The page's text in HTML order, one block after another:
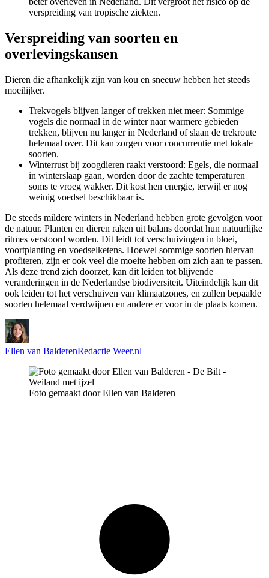
verspreiding van tropische ziekten.
Verspreiding van soorten en
overlevingskansen
Dieren die afhankelijk zijn van kou en sneeuw hebben het steeds
moeilijker.
Trekvogels blijven langer of trekken niet meer: Sommige
vogels die normaal in de winter naar warmere gebieden
trekken, blijven nu langer in Nederland of slaan de trekroute
helemaal over. Dit kan zorgen voor concurrentie met lokale
soorten.
Winterrust bij zoogdieren raakt verstoord: Egels, die normaal
in winterslaap gaan, worden door de zachte temperaturen
soms te vroeg wakker. Dit kost hen energie, terwijl er nog
weinig voedsel beschikbaar is.
De steeds mildere winters in Nederland hebben grote gevolgen voor
de natuur. Planten en dieren raken uit balans doordat hun natuurlijke
ritmes verstoord worden. Dit leidt tot verschuivingen in bloei,
voortplanting en voedselketens. Hoewel sommige soorten hiervan
profiteren, zijn er ook veel die moeite hebben om zich aan te passen.
Als deze trend zich doorzet, kan dit leiden tot blijvende
veranderingen in de Nederlandse biodiversiteit. Uiteindelijk kan dit
ook leiden tot het verschuiven van klimaatzones, en zullen bepaalde
soorten helemaal verdwijnen en andere er voor in de plaats komen.
Ellen van BalderenRedactie Weer.nl
Foto gemaakt door Ellen van Balderen